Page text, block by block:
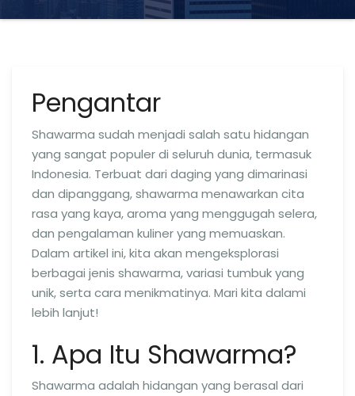
Pengantar
Shawarma sudah menjadi salah satu hidangan
yang sangat populer di seluruh dunia, termasuk
Indonesia. Terbuat dari daging yang dimarinasi
dan dipanggang, shawarma menawarkan cita
rasa yang kaya, aroma yang menggugah selera,
dan pengalaman kuliner yang memuaskan.
Dalam artikel ini, kita akan mengeksplorasi
berbagai jenis shawarma, variasi tumbuk yang
unik, serta cara menikmatinya. Mari kita dalami
lebih lanjut!
1. Apa Itu Shawarma?
Shawarma adalah hidangan yang berasal dari